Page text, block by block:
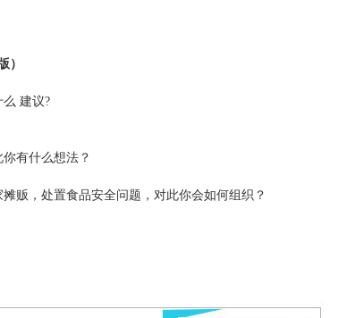
）
建议?
有什么想法？
贩，处置食品安全问题，对此你会如何组织？